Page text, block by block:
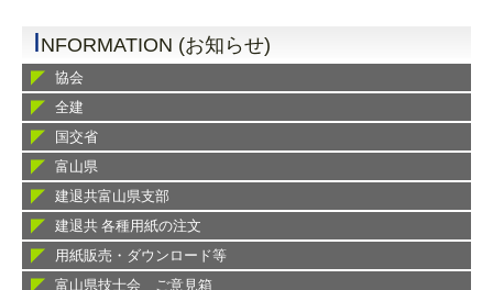
INFORMATION (お知らせ)
協会
全建
国交省
富山県
建退共富山県支部
建退共 各種用紙の注文
用紙販売・ダウンロード等
富山県技士会 ご意見箱